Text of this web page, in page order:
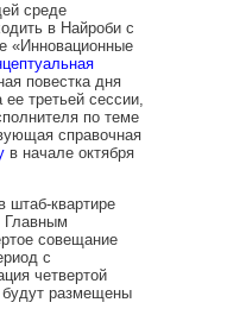
среде
в Найроби с
«Инновационные
повестка дня
третьей сессии,
по теме
справочная
в начале октября
штаб-квартире
Главным
совещание
с
четвертой
размещены